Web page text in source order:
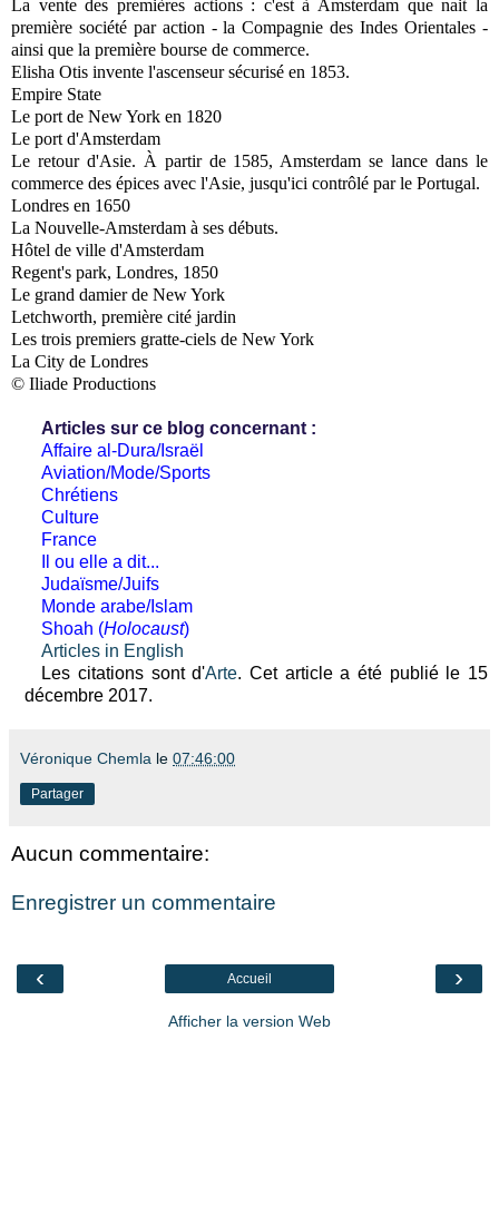
La vente des premières actions : c'est à Amsterdam que nait la
première société par action - la Compagnie des Indes Orientales -
ainsi que la première bourse de commerce.
Elisha Otis invente l'ascenseur sécurisé en 1853.
Empire State
Le port de New York en 1820
Le port d'Amsterdam
Le retour d'Asie. À partir de 1585, Amsterdam se lance dans le
commerce des épices avec l'Asie, jusqu'ici contrôlé par le Portugal.
Londres en 1650
La Nouvelle-Amsterdam à ses débuts.
Hôtel de ville d'Amsterdam
Regent's park, Londres, 1850
Le grand damier de New York
Letchworth, première cité jardin
Les trois premiers gratte-ciels de New York
La City de Londres
© Iliade Productions
Articles sur ce blog concernant :
Affaire al-Dura/Israël
Aviation/Mode/Sports
Chrétiens
Culture
France
Il ou elle a dit...
Judaïsme/Juifs
Monde arabe/Islam
Shoah (Holocaust)
Articles in English
Les citations sont d'Arte. Cet article a été publié le 15
décembre 2017.
Véronique Chemla le 07:46:00
Partager
Aucun commentaire:
Enregistrer un commentaire
‹ ›
Accueil
Afficher la version Web